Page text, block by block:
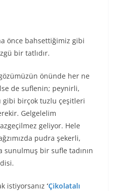
önce bahsettiğimiz gibi
bir tatlıdır.
önünde her ne
de suflenin; peynirli,
gibi birçok tuzlu çeşitleri
Gelgelelim
geliyor. Hele
pudra şekerli,
sunulmuş bir sufle tadının
istiyorsanız ‘Çikolatalı